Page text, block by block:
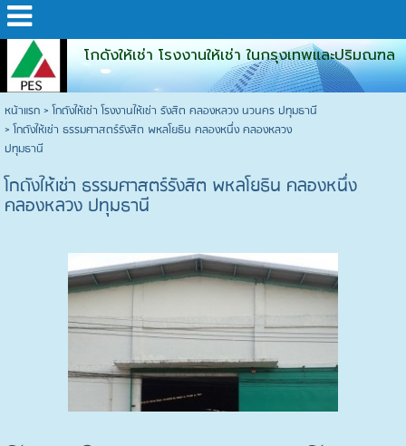
โกดังให้เช่า โรงงานให้เช่า ในกรุงเทพและปริมณฑล
หน้าแรก>โกดังให้เช่า โรงงานให้เช่า รังสิต คลองหลวง นวนคร ปทุมธานี
>โกดังให้เช่า ธรรมศาสตร์รังสิต พหลโยธิน คลองหนึ่ง คลองหลวง
ปทุมธานี
โกดังให้เช่า ธรรมศาสตร์รังสิต พหลโยธิน คลองหนึ่ง
คลองหลวง ปทุมธานี